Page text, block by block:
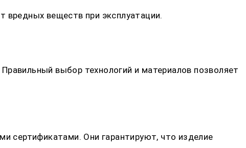
вредных веществ при эксплуатации.
выбор технологий и материалов позволяет
сертификатами. Они гарантируют, что изделие